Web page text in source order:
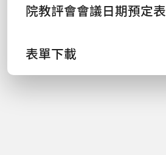
院教評會會議日期預定表
表單下載